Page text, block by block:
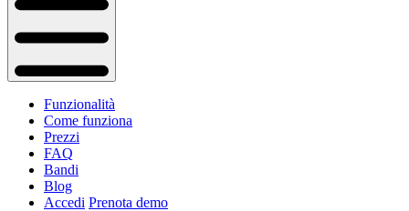
Funzionalità
Come funziona
Prezzi
FAQ
Bandi
Blog
Accedi Prenota demo